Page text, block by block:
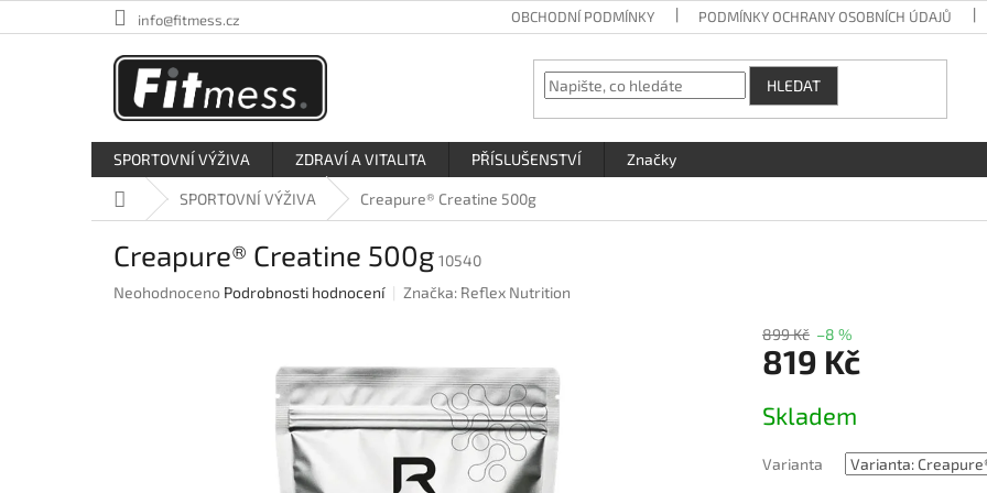
na
info@fitmess.cz OBCHODNÍ PODMÍNKY PODMÍNKY OCHRANY OSOBNÍCH ÚDAJŮ
HLEDAT
SPORTOVNÍ VÝŽIVA ZDRAVÍ A VITALITA PŘÍSLUŠENSTVÍ Značky
Domů SPORTOVNÍ VÝŽIVA Creapure® Creatine 500g
Creapure® Creatine 500g 10540
Průměrné
Neohodnoceno Podrobnosti hodnocení Značka: Reflex Nutrition
899 Kč –8 %
819 Kč
cena:
Skladem
Varianta